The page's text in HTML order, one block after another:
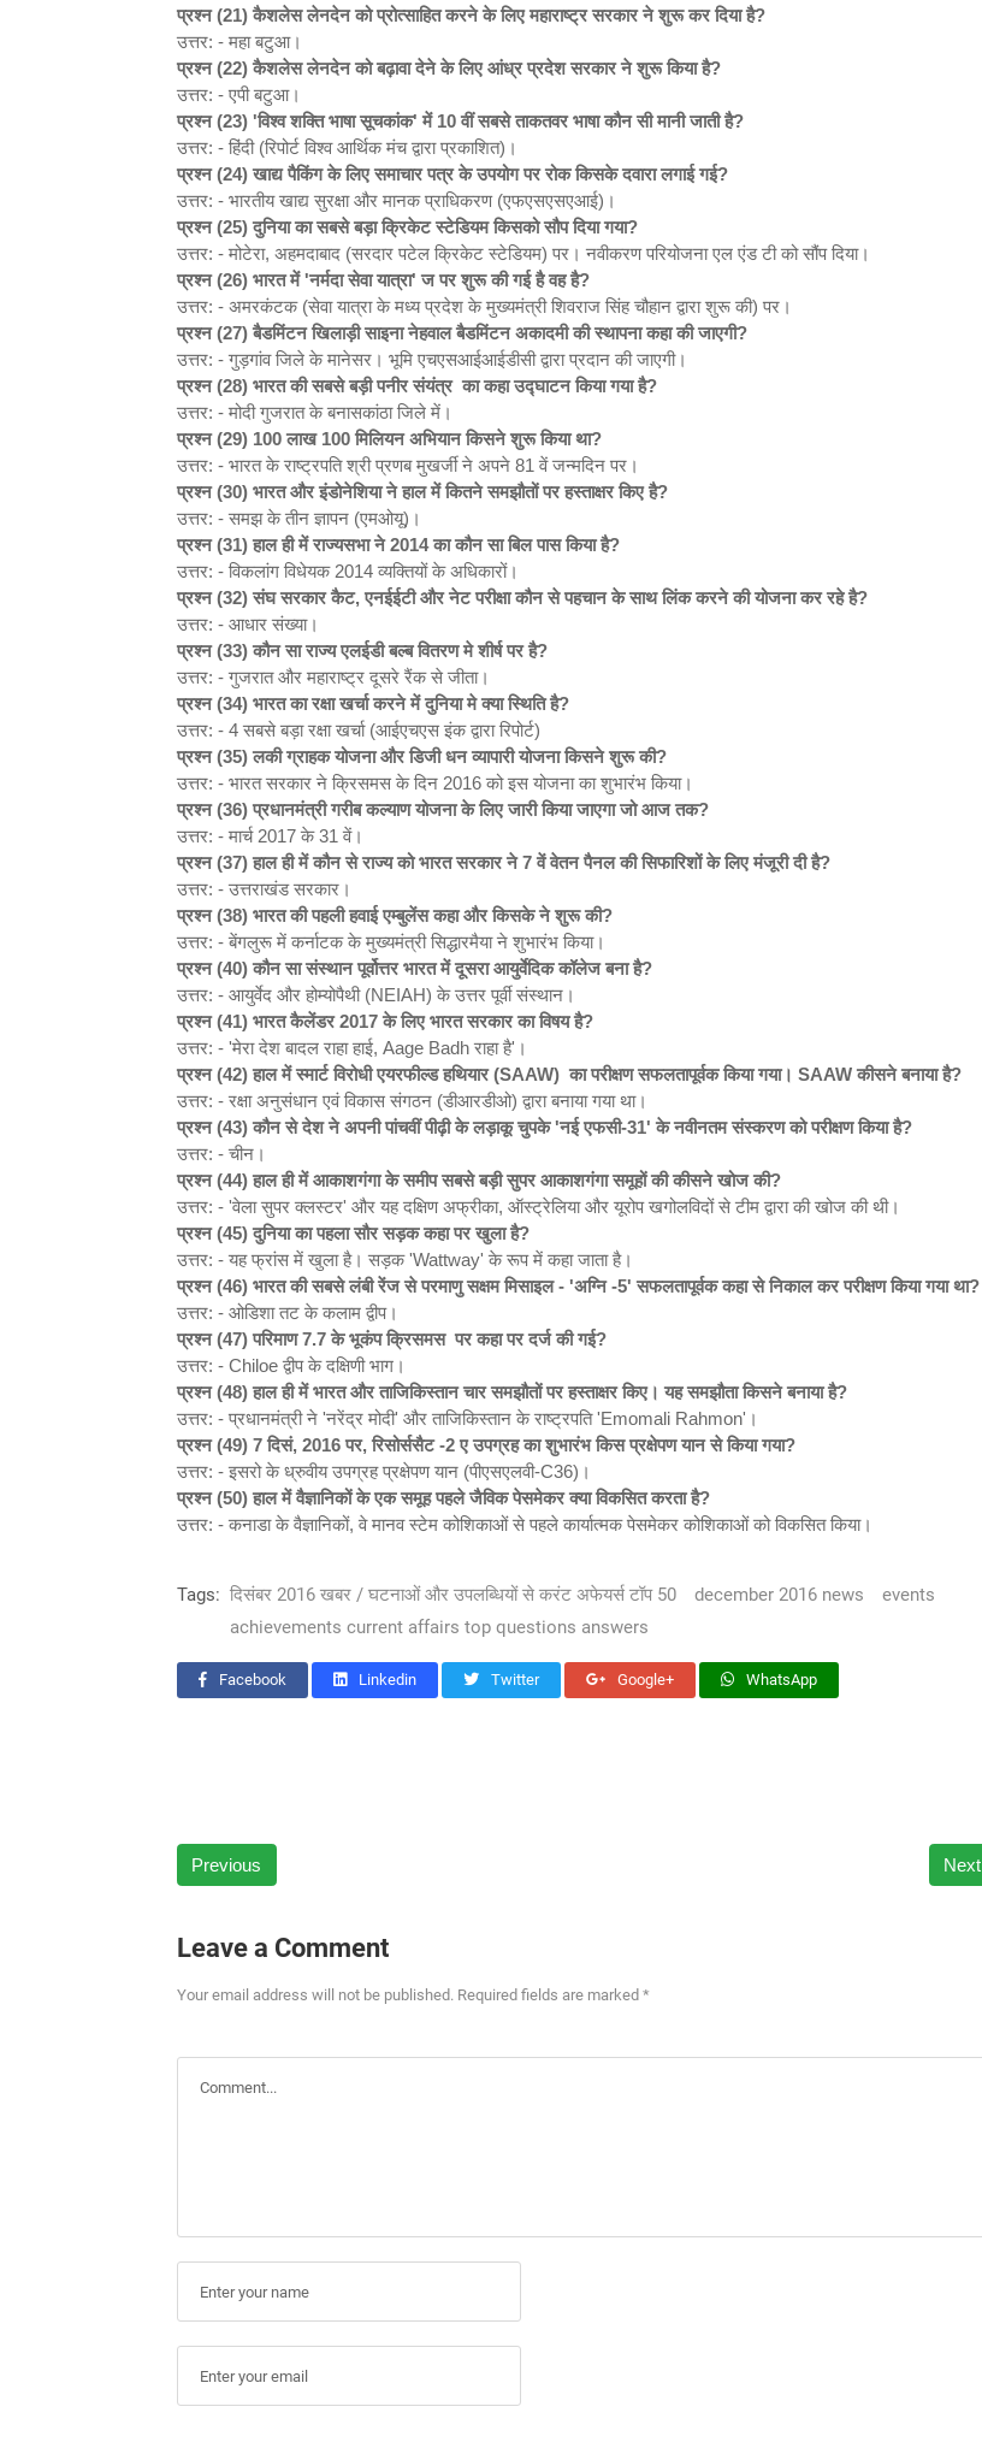
प्रश्न (21) कैशलेस लेनदेन को प्रोत्साहित करने के लिए महाराष्ट्र सरकार ने शुरू कर दिया है?
उत्तर: - महा बटुआ।
प्रश्न (22) कैशलेस लेनदेन को बढ़ावा देने के लिए आंध्र प्रदेश सरकार ने शुरू किया है?
उत्तर: - एपी बटुआ।
प्रश्न (23) 'विश्व शक्ति भाषा सूचकांक' में 10 वीं सबसे ताकतवर भाषा कौन सी मानी जाती है?
उत्तर: - हिंदी (रिपोर्ट विश्व आर्थिक मंच द्वारा प्रकाशित)।
प्रश्न (24) खाद्य पैकिंग के लिए समाचार पत्र के उपयोग पर रोक किसके दवारा लगाई गई?
उत्तर: - भारतीय खाद्य सुरक्षा और मानक प्राधिकरण (एफएसएसएआई)।
प्रश्न (25) दुनिया का सबसे बड़ा क्रिकेट स्टेडियम किसको सौप दिया गया?
उत्तर: - मोटेरा, अहमदाबाद (सरदार पटेल क्रिकेट स्टेडियम) पर। नवीकरण परियोजना एल एंड टी को सौंप दिया।
प्रश्न (26) भारत में 'नर्मदा सेवा यात्रा' ज पर शुरू की गई है वह है?
उत्तर: - अमरकंटक (सेवा यात्रा के मध्य प्रदेश के मुख्यमंत्री शिवराज सिंह चौहान द्वारा शुरू की) पर।
प्रश्न (27) बैडमिंटन खिलाड़ी साइना नेहवाल बैडमिंटन अकादमी की स्थापना कहा की जाएगी?
उत्तर: - गुड़गांव जिले के मानेसर। भूमि एचएसआईआईडीसी द्वारा प्रदान की जाएगी।
प्रश्न (28) भारत की सबसे बड़ी पनीर संयंत्र का कहा उद्घाटन किया गया है?
उत्तर: - मोदी गुजरात के बनासकांठा जिले में।
प्रश्न (29) 100 लाख 100 मिलियन अभियान किसने शुरू किया था?
उत्तर: - भारत के राष्ट्रपति श्री प्रणब मुखर्जी ने अपने 81 वें जन्मदिन पर।
प्रश्न (30) भारत और इंडोनेशिया ने हाल में कितने समझौतों पर हस्ताक्षर किए है?
उत्तर: - समझ के तीन ज्ञापन (एमओयू)।
प्रश्न (31) हाल ही में राज्यसभा ने 2014का कौन सा बिल पास किया है?
उत्तर: - विकलांग विधेयक 2014 व्यक्तियों के अधिकारों।
प्रश्न (32) संघ सरकार कैट, एनईईटी और नेट परीक्षा कौन से पहचान के साथ लिंक करने की योजना कर रहे है?
उत्तर: - आधार संख्या।
प्रश्न (33) कौन सा राज्य एलईडी बल्ब वितरण मे शीर्ष पर है?
उत्तर: - गुजरात और महाराष्ट्र दूसरे रैंक से जीता।
प्रश्न (34) भारत का रक्षा खर्चा करने में दुनिया मे क्या स्थिति है?
उत्तर: - 4 सबसे बड़ा रक्षा खर्चा (आईएचएस इंक द्वारा रिपोर्ट)
प्रश्न (35) लकी ग्राहक योजना और डिजी धन व्यापारी योजना किसने शुरू की?
उत्तर: - भारत सरकार ने क्रिसमस के दिन 2016 को इस योजना का शुभारंभ किया।
प्रश्न (36) प्रधानमंत्री गरीब कल्याण योजना के लिए जारी किया जाएगा जो आज तक?
उत्तर: - मार्च 2017 के 31 वें।
प्रश्न (37) हाल ही में कौन से राज्य को भारत सरकार ने 7 वें वेतन पैनल की सिफारिशों के लिए मंजूरी दी है?
उत्तर: - उत्तराखंड सरकार।
प्रश्न (38) भारत की पहली हवाई एम्बुलेंस कहा और किसके ने शुरू की?
उत्तर: - बेंगलुरू में कर्नाटक के मुख्यमंत्री सिद्धारमैया ने शुभारंभ किया।
प्रश्न (40) कौन सासंस्थान पूर्वोत्तर भारत में दूसरा आयुर्वेदिक कॉलेज बना है?
उत्तर: - आयुर्वेद और होम्योपैथी (NEIAH) के उत्तर पूर्वी संस्थान।
प्रश्न (41) भारत कैलेंडर 2017 के लिए भारत सरकार का विषय है?
उत्तर: - 'मेरा देश बादल राहा हाई, Aage Badh राहा है'।
प्रश्न (42) हाल में स्मार्ट विरोधी एयरफील्ड हथियार (SAAW) कापरीक्षण सफलतापूर्वक किया गया। SAAW कीसनेबनाया है?
उत्तर: - रक्षा अनुसंधान एवं विकास संगठन (डीआरडीओ) द्वारा बनाया गया था।
प्रश्न (43) कौन से देश ने अपनी पांचवीं पीढ़ी के लड़ाकू चुपके 'नई एफसी-31' के नवीनतम संस्करण को परीक्षण किया है?
उत्तर: - चीन।
प्रश्न (44) हाल ही में आकाशगंगा के समीप सबसे बड़ी सुपर आकाशगंगा समूहों की कीसने खोज की?
उत्तर: - 'वेला सुपर क्लस्टर' और यह दक्षिण अफ्रीका, ऑस्ट्रेलिया और यूरोप खगोलविदों से टीम द्वारा की खोज की थी।
प्रश्न (45) दुनिया का पहला सौर सड़क कहा पर खुला है?
उत्तर: - यह फ्रांस में खुला है। सड़क 'Wattway' के रूप में कहा जाता है।
प्रश्न (46) भारत की सबसे लंबी रेंज से परमाणु सक्षम मिसाइल - 'अग्नि -5' सफलतापूर्वक कहा से निकाल कर परीक्षण किया गया था?
उत्तर: - ओडिशा तट के कलाम द्वीप।
प्रश्न (47) परिमाण 7.7 के भूकंप क्रिसमस पर कहा पर दर्ज की गई?
उत्तर: - Chiloe द्वीप के दक्षिणी भाग।
प्रश्न (48) हाल ही में भारत और ताजिकिस्तान चार समझौतों पर हस्ताक्षर किए। यह समझौता किसने बनाया है?
उत्तर: - प्रधानमंत्री ने 'नरेंद्र मोदी' और ताजिकिस्तान के राष्ट्रपति 'Emomali Rahmon'।
प्रश्न (49) 7 दिसं, 2016 पर, रिसोर्ससैट -2 ए उपग्रह का शुभारंभ किस प्रक्षेपण यान से किया गया?
उत्तर: - इसरो के ध्रुवीय उपग्रह प्रक्षेपण यान (पीएसएलवी-C36)।
प्रश्न (50) हाल में वैज्ञानिकों के एक समूह पहले जैविक पेसमेकर क्या विकसित करता है?
उत्तर: - कनाडा के वैज्ञानिकों, वे मानव स्टेम कोशिकाओं से पहले कार्यात्मक पेसमेकर कोशिकाओं को विकसित किया।
Tags: दिसंबर 2016 खबर / घटनाओं और उपलब्धियों से करंट अफेयर्स टॉप 50 december 2016 news
events
achievements current affairs top questions answers
Facebook Linkedin Twitter Google+ WhatsApp
Previous Next
Leave a Comment
Your email address will not be published. Required fields are marked *